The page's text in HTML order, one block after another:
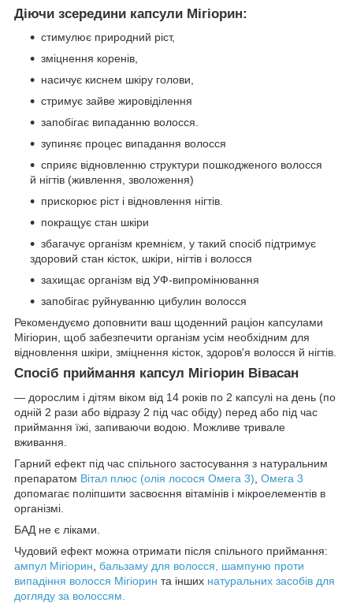
Діючи зсередини капсули Мігіорин:
стимулює природний ріст,
зміцнення коренів,
насичує киснем шкіру голови,
стримує зайве жировіділення
запобігає випаданню волосся.
зупиняє процес випадання волосся
сприяє відновленню структури пошкодженого волосся
й нігтів (живлення, зволоження)
прискорює ріст і відновлення нігтів.
покращує стан шкіри
збагачує організм кремнієм, у такий спосіб підтримує
здоровий стан кісток, шкіри, нігтів і волосся
захищає організм від УФ-випромінювання
запобігає руйнуванню цибулин волосся
Рекомендуємо доповнити ваш щоденний раціон капсулами
Мігіорин, щоб забезпечити організм усім необхідним для
відновлення шкіри, зміцнення кісток, здоров'я волосся й нігтів.
Спосіб приймання капсул Мігіорин Вівасан
— дорослим і дітям віком від 14 років по 2 капсулі на день (по
одній 2 рази або відразу 2 під час обіду) перед або під час
приймання їжі, запиваючи водою. Можливе тривале
вживання.
Гарний ефект під час спільного застосування з натуральним
препаратом Вітал плюс (олія лосося Омега 3) Омега 3
допомагає поліпшити засвоєння вітамінів і мікроелементів в
організмі.
БАД не є ліками.
Чудовий ефект можна отримати після спільного приймання:
ампул Мігіорин бальзаму для волосся,
шампуню проти
випадіння волосся Мігіорин та інших натуральних засобів для
догляду за волоссям.